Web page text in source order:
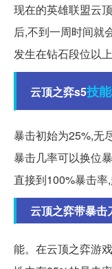
现在的英雄联盟云
后,不到一周时间就
发生在钻石段位以
云顶之弈s5技能
暴击初始为25%,无
暴击几率可以换位
直接到100%暴击
云顶之弈带暴击
能。在云顶之弈游